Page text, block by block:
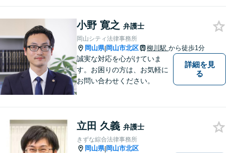
い！
小野 寛之 弁護士
岡山シティ法律事務所
岡山県|岡山市北区 柳川駅 から徒歩1分
誠実な対応を心がけていま
す。お困りの方は、お気軽に
お問い合わせください。
詳細を見
る
立田 久義 弁護士
きずな綜合法律事務所
岡山県|岡山市北区